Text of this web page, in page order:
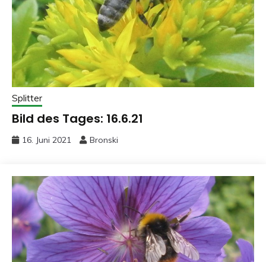
Splitter
Bild des Tages: 16.6.21
16. Juni 2021 Bronski